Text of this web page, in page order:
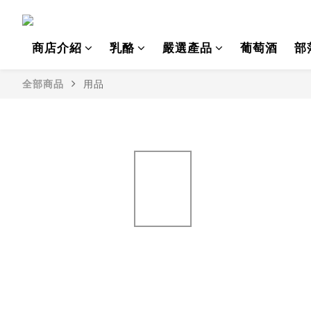
商店介紹 乳酪 嚴選產品 葡萄酒 部
全部商品 用品